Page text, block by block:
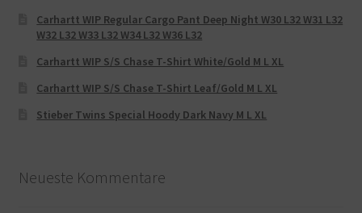
Carhartt WIP Regular Cargo Pant Deep Night W30 L32 W31 L32
W32 L32 W33 L32 W34 L32 W36 L32
Carhartt WIP S/S Chase T-Shirt White/Gold M L XL
Carhartt WIP S/S Chase T-Shirt Leaf/Gold M L XL
Stieber Twins Special Hoody Dark Navy M L XL
Neueste Kommentare